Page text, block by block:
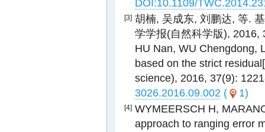
DOI:10.1109/
[3] 胡楠, 吴成东, 刘鹏达, 等.
学学报(自然科学版), 2016,
HU Nan, WU Chengdong,
based on the strict
science), 2016, 37(9):
3026.2016.09.002 ( 1)
[4] WYMEERSCH H,
approach to ranging error